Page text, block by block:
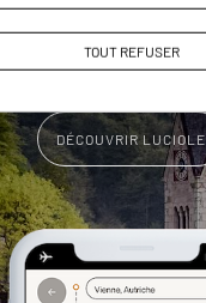
TOUT REFUSER
DÉCOUVRIR LUCIOLE